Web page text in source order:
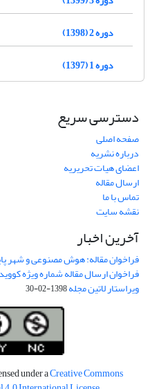
دوره 2 (1398)
دوره 1 (1397)
دسترسی سریع
صفحه اصلی
درباره نشریه
اعضای هیات تحریریه
ارسال مقاله
تماس با ما
نقشه سایت
آخرین اخبار
فراخوان مقاله: هوش مصنوعی و شهر
فراخوان ارسال مقاله شماره ویژه کووید 19:
ویراستار لاتین مجله1398-02-30
under aCreative Commons